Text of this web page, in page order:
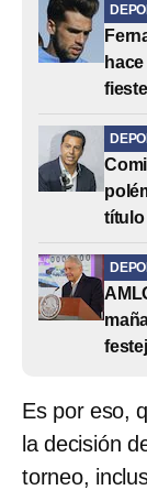
título
Es por eso,
la decisión
torneo,